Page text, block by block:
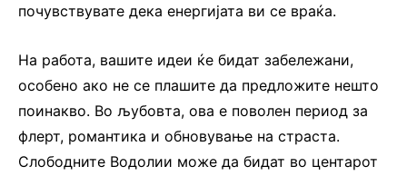
почувствувате дека енергијата ви се враќа.
На работа, вашите идеи ќе бидат забележани,
особено ако не се плашите да предложите нешто
поинакво. Во љубовта, ова е поволен период за
флерт, романтика и обновување на страста.
Слободните Водолии може да бидат во центарот